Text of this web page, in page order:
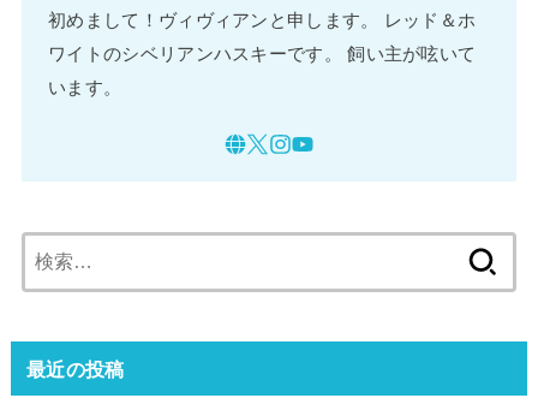
初めまして！ヴィヴィアンと申します。 レッド＆ホ
ワイトのシベリアンハスキーです。 飼い主が呟いて
います。
索:
最近の投稿